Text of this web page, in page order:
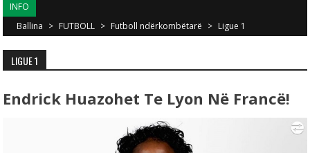
INFO
Ballina > FUTBOLL > Futboll ndërkombëtarë > Ligue 1
LIGUE 1
Endrick Huazohet Te Lyon Në Francë!